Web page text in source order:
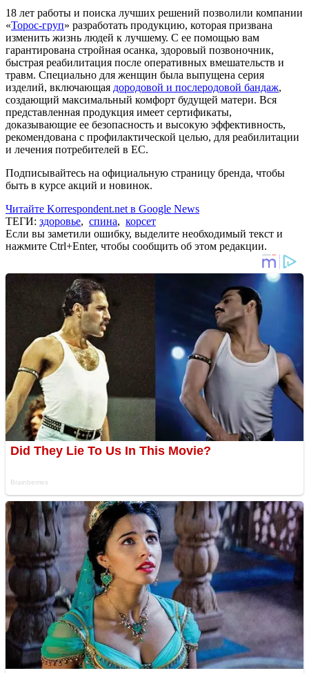
18 лет работы и поиска лучших решений позволили компании
«Торос-груп» разработать продукцию, которая призвана
изменить жизнь людей к лучшему. С ее помощью вам
гарантирована стройная осанка, здоровый позвоночник,
быстрая реабилитация после оперативных вмешательств и
травм. Специально для женщин была выпущена серия
изделий, включающая дородовой и послеродовой бандаж,
создающий максимальный комфорт будущей матери. Вся
представленная продукция имеет сертификаты,
доказывающие ее безопасность и высокую эффективность,
рекомендована с профилактической целью, для реабилитации
и лечения потребителей в ЕС.
Подписывайтесь на официальную страницу бренда, чтобы
быть в курсе акций и новинок.
Читайте Korrespondent.net в Google News
ТЕГИ: здоровье, спина, корсет
Если вы заметили ошибку, выделите необходимый текст и
нажмите Ctrl+Enter, чтобы сообщить об этом редакции.